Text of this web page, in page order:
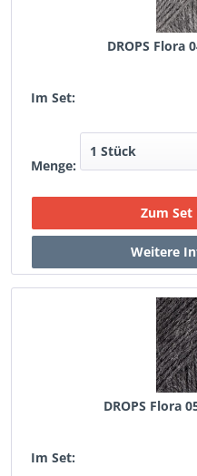
DROPS Flora
Im Set:
Menge:
DROPS Flora
Im Set: